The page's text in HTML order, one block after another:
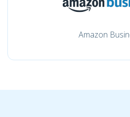
Amazon